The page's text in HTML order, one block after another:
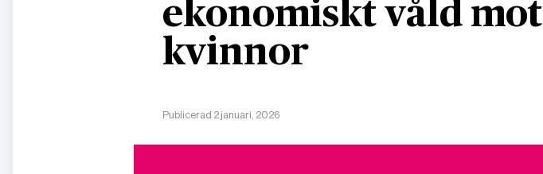
ekonomiskt våld mot
kvinnor
Publicerad 2 januari, 2026